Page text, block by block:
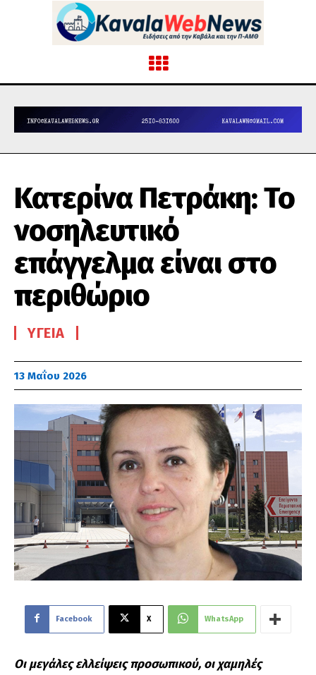
Κατερίνα Πετράκη: Το
νοσηλευτικό
επάγγελμα είναι στο
περιθώριο
ΥΓΕΊΑ
13 Μαΐου 2026
Facebook X WhatsApp
Οι μεγάλες ελλείψεις προσωπικού, οι χαμηλές